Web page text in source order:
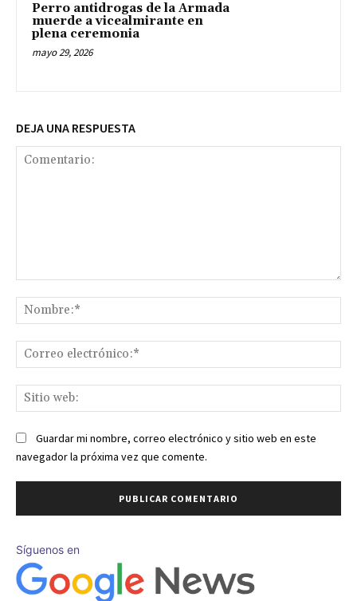
Perro antidrogas de la Armada
muerde a vicealmirante en
plena ceremonia
mayo 29, 2026
DEJA UNA RESPUESTA
Guardar mi nombre, correo electrónico y sitio web en este
navegador la próxima vez que comente.
Síguenos en